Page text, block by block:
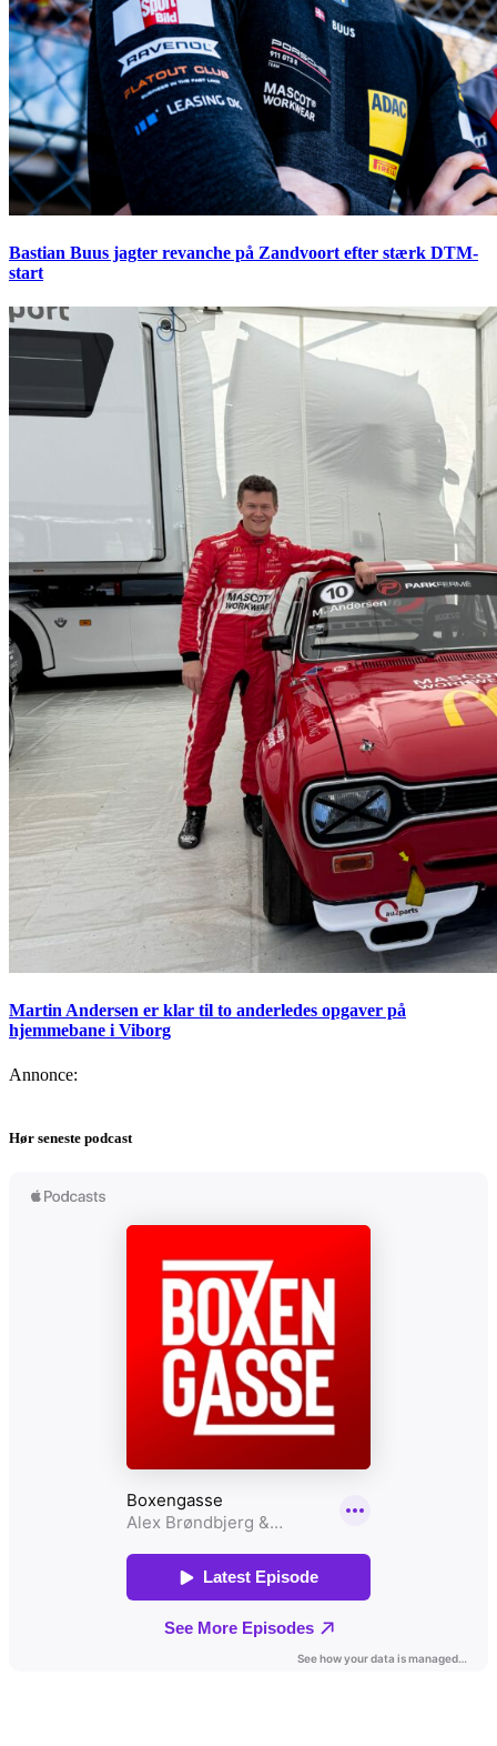
Bastian Buus jagter revanche på Zandvoort efter stærk DTM-
start
Martin Andersen er klar til to anderledes opgaver på
hjemmebane i Viborg
Annonce:
Hør seneste podcast